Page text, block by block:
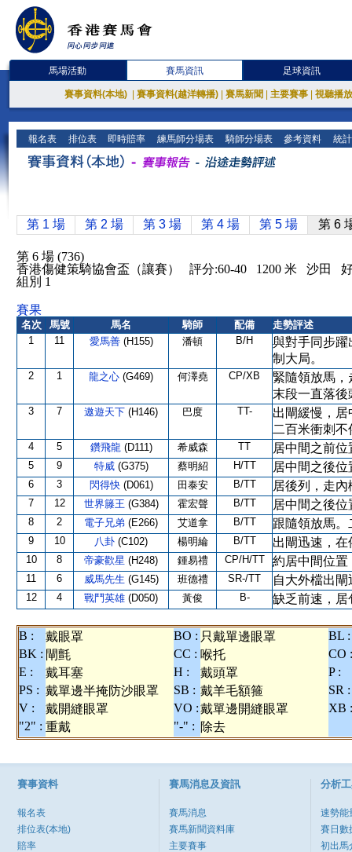
馬場活動 賽馬資訊 足球資訊
賽事資料(本地) 賽事資料(越洋轉播) 賽馬新聞 主要賽事 視聽播
報名表 排位表 即時賠率 練馬師分場表 騎師分場表 參考資料 統
第 1 場 第 2 場 第 3 場 第 4 場 第 5 場 第 6
第 6 場 (736)
香港傷健策騎協會盃（讓賽） 評分:60-40 1200 米 沙田
組別 1
賽果
名次 馬號 馬名 騎師 配備
走勢評述
1
11 愛馬善 (H155) 潘頓 B/H
與對手同步躍
制大局。
2 1 龍之心 (G469) 何澤堯 CP/XB
緊隨領放馬
末段一直落後
3 7 遨遊天下 (H146) 巴度 TT-
出閘緩慢，
二百米衝刺不
4 5 鑽飛龍 (D111) 希威森 TT 居中間之前
5 9 特威 (G375) 蔡明紹 H/TT 居中間之後
6 3 閃得快 (D061) 田泰安 B/TT 居後列，走
7 12 世界籐王 (G384) 霍宏聲 B/TT 居中間之後
8 2 電子兄弟 (E266) 艾道拿 B/TT 跟隨領放馬
9 10 八卦 (C102) 楊明綸 B/TT 出閘迅速，
10 8 帝豪歡星 (H248) 鍾易禮 CP/H/TT 約居中間位置
11 6 威馬先生 (G145) 班德禮 SR-/TT 自大外檔出
12 4 戰鬥英雄 (D050) 黃俊 B- 缺乏前速，居
B : 戴眼罩 BO : 只戴單邊眼罩
BL :
BK : 閘氈 CC : 喉托
CO :
E :
戴耳塞 H : 戴頭罩
P :
PS : 戴單邊半掩防沙眼罩 SB : 戴羊毛額箍
SR :
V :
戴開縫眼罩 VO :戴單邊開縫眼罩
XB :
"2" : 重戴 "-" : 除去
賽事資料
報名表
排位表(本地)
賠率
賽馬消息及資訊
賽馬消息
賽馬新聞資料庫
主要賽事
分析
速勢能
賽日數
初出馬